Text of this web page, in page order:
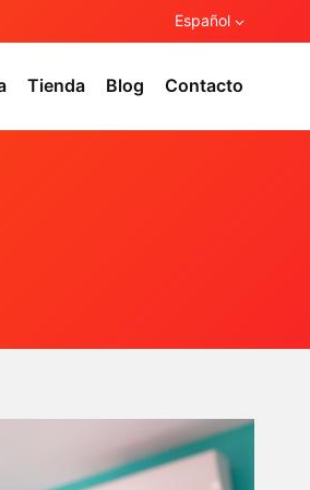
Español
Tienda Blog Contacto